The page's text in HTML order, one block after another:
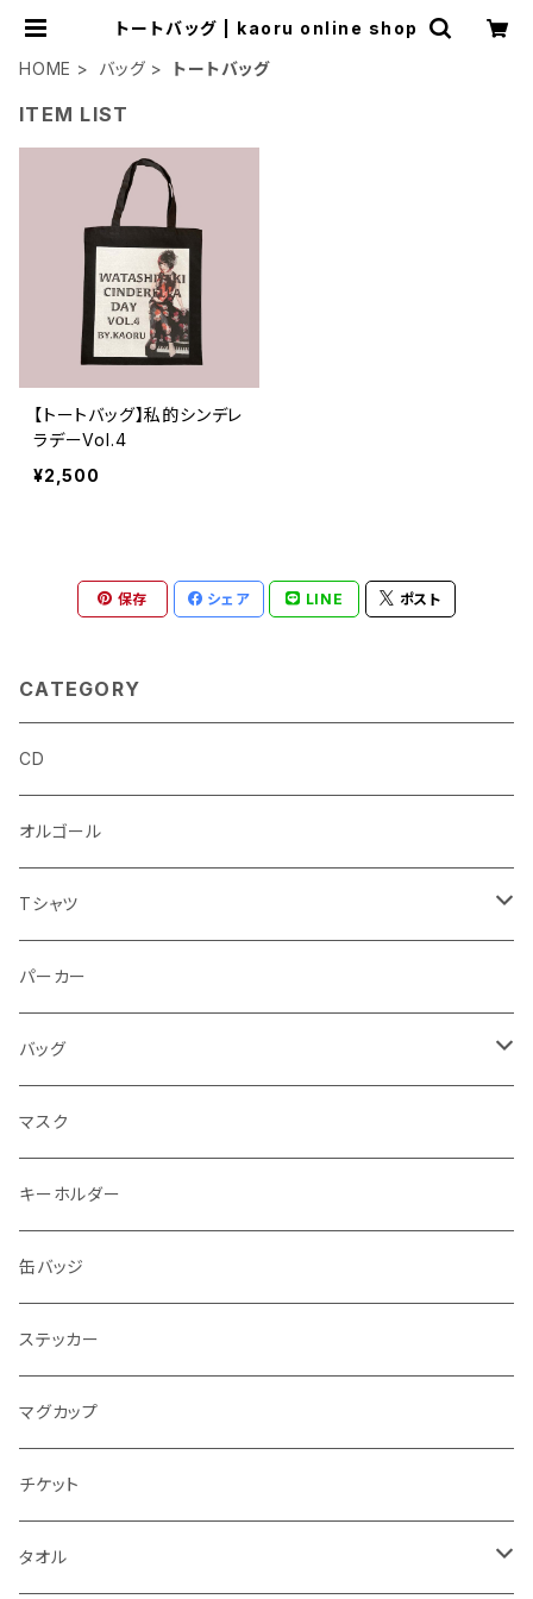
トートバッグ | kaoru online shop
HOME
バッグ トートバッグ
ITEM LIST
【トートバッグ】私的シンデレ
ラデーVol.4
¥2,500
保存 シェア LINE ポスト
CATEGORY
CD
オルゴール
Tシャツ
半袖Tシャツ
長袖Tシャツ
パーカー
バッグ
エコバッグ
トートバッグ
マスク
キーホルダー
缶バッジ
ステッカー
マグカップ
チケット
タオル